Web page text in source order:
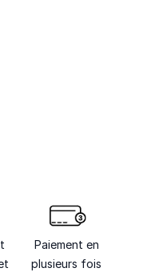
Paiement en
plusieurs fois